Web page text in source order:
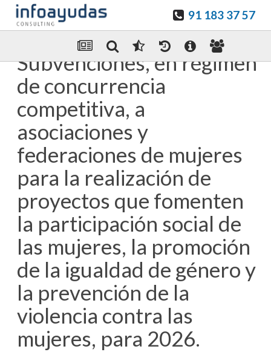
91 183 37 57
Enviar Por email
Subvenciones, en régimen
de concurrencia
competitiva, a
asociaciones y
federaciones de mujeres
para la realización de
proyectos que fomenten
la participación social de
las mujeres, la promoción
de la igualdad de género y
la prevención de la
violencia contra las
mujeres, para 2026.